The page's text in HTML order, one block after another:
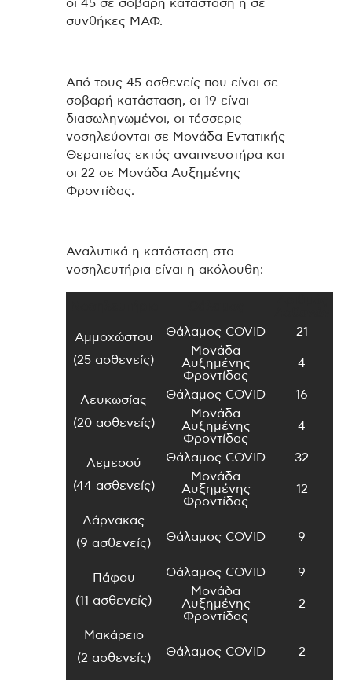
οι 45 σε σοβαρή κατάσταση ή σε
συνθήκες ΜΑΦ.
Από τους 45 ασθενείς που είναι σε
σοβαρή κατάσταση, οι 19 είναι
διασωληνωμένοι, οι τέσσερις
νοσηλεύονται σε Μονάδα Εντατικής
Θεραπείας εκτός αναπνευστήρα και
οι 22 σε Μονάδα Αυξημένης
Φροντίδας.
Αναλυτικά η κατάσταση στα
νοσηλευτήρια είναι η ακόλουθη:
Αμμοχώστου
(25 ασθενείς)
Θάλαμος COVID
21
Μονάδα
Αυξημένης
Φροντίδας
4
Λευκωσίας
(20 ασθενείς)
Θάλαμος COVID
16
Μονάδα
Αυξημένης
Φροντίδας
4
Λεμεσού
(44 ασθενείς)
Θάλαμος COVID
32
Μονάδα
Αυξημένης
Φροντίδας
12
Λάρνακας
(9 ασθενείς)
Θάλαμος COVID 9
Πάφου
(11 ασθενείς)
Θάλαμος COVID
9
Μονάδα
Αυξημένης
Φροντίδας
2
Μακάρειο
(2 ασθενείς)
Θάλαμος COVID 2